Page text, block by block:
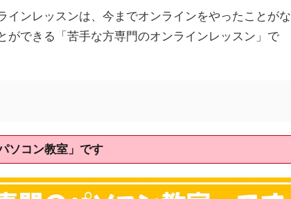
インレッスンは、今までオンラインをやったことがな
ができる「苦手な方専門のオンラインレッスン」で
ソコン教室」です